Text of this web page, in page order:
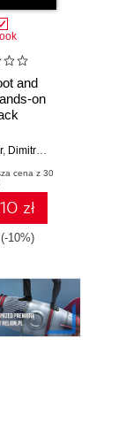
and
on
-
, Dimitrios Kyriakakis
cena z 30
zł
(-10%)